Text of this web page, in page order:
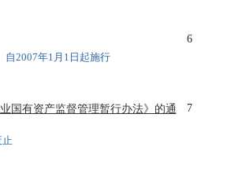
6
2007年1月1日起施行
7
国有资产监督管理暂行办法》的通